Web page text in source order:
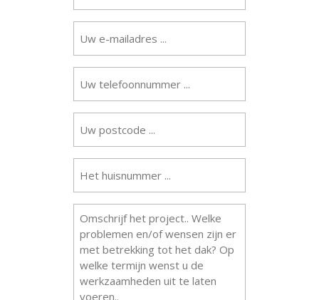
(Vereist)
Uw
e-
mailadres
(Vereist)
Uw
telefoonnummer
(Vereist)
Uw
(Vereist)
Het
huisnummer
...
(Vereist)
Omschrijving
werkzaamheden
(Vereist)